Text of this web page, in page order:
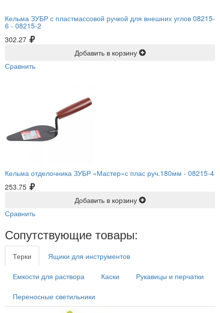
Кельма ЗУБР с пластмассовой ручкой для внешних углов 08215-
6 - 08215-2
302.27
Добавить в корзину
Сравнить
Кельма отделочника ЗУБР «Мастер»с плас руч.180мм - 08215-4
253.75
Добавить в корзину
Сравнить
Сопутствующие товары:
Терки Ящики для инструментов
Емкости для раствора Каски Рукавицы и перчатки
Переносные светильники